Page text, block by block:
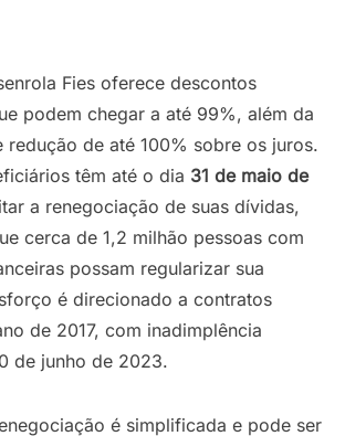
Fies oferece descontos
podem chegar a até 99%, além da
redução de até 100% sobre os juros.
têm até o dia 31 de maio de
a renegociação de suas dívidas,
cerca de 1,2 milhão pessoas com
possam regularizar sua
é direcionado a contratos
de 2017, com inadimplência
de junho de 2023.
é simplificada e pode ser